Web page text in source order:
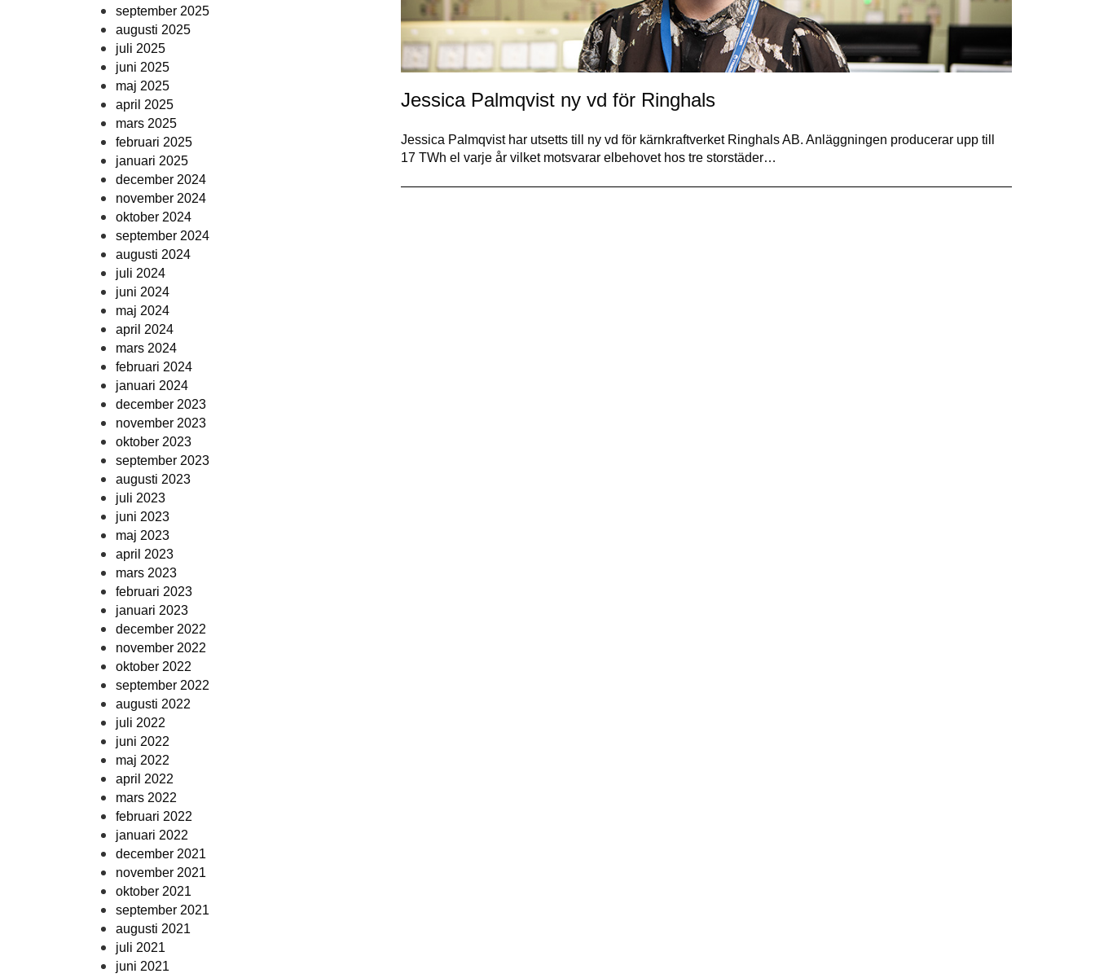
september 2025
augusti 2025
juli 2025
juni 2025
maj 2025
april 2025
mars 2025
februari 2025
januari 2025
december 2024
november 2024
oktober 2024
september 2024
augusti 2024
juli 2024
juni 2024
maj 2024
april 2024
mars 2024
februari 2024
januari 2024
december 2023
november 2023
oktober 2023
september 2023
augusti 2023
juli 2023
juni 2023
maj 2023
april 2023
mars 2023
februari 2023
januari 2023
december 2022
november 2022
oktober 2022
september 2022
augusti 2022
juli 2022
juni 2022
maj 2022
april 2022
mars 2022
februari 2022
januari 2022
december 2021
november 2021
oktober 2021
september 2021
augusti 2021
juli 2021
juni 2021
Jessica Palmqvist ny vd för Ringhals
Jessica Palmqvist har utsetts till ny vd för kärnkraftverket Ringhals AB. Anläggningen producerar upp till
17 TWh el varje år vilket motsvarar elbehovet hos tre storstäder…